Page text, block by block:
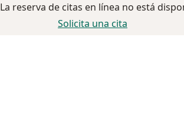
La reserva de citas en línea no está
Solicita una cita